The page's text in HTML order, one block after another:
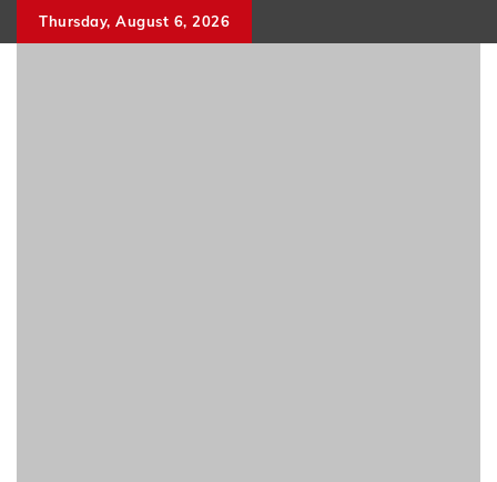
to
Thursday, August 6, 2026